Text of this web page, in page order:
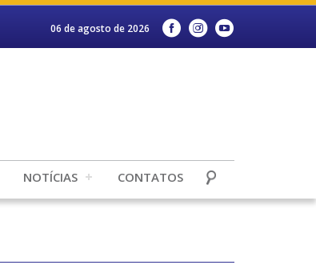
06 de agosto de 2026
NOTÍCIAS CONTATOS